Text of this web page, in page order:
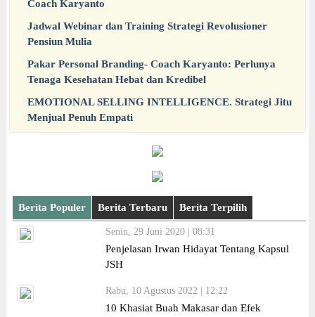
Coach Karyanto
Jadwal Webinar dan Training Strategi Revolusioner
Pensiun Mulia
Pakar Personal Branding- Coach Karyanto: Perlunya
Tenaga Kesehatan Hebat dan Kredibel
EMOTIONAL SELLING INTELLIGENCE. Strategi Jitu
Menjual Penuh Empati
Berita Populer Berita Terbaru Berita Terpilih
Senin, 29 Juni 2020 | 08:31
Penjelasan Irwan Hidayat Tentang Kapsul
JSH
Rabu, 10 Agustus 2022 | 12:22
10 Khasiat Buah Makasar dan Efek